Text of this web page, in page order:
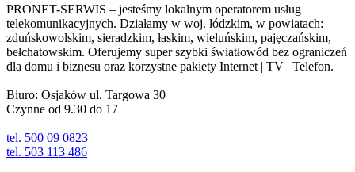
PRONET-SERWIS – jesteśmy lokalnym operatorem usług
telekomunikacyjnych. Działamy w woj. łódzkim, w powiatach:
zduńskowolskim, sieradzkim, łaskim, wieluńskim, pajęczańskim,
bełchatowskim. Oferujemy super szybki światłowód bez ograniczeń
dla domu i biznesu oraz korzystne pakiety Internet | TV | Telefon.
Biuro: Osjaków ul. Targowa 30
Czynne od 9.30 do 17
tel. 500 09 0823
tel. 503 113 486